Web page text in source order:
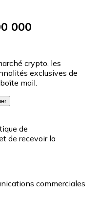
000
crypto, les
exclusives de
mail.
de
de recevoir la
commerciales